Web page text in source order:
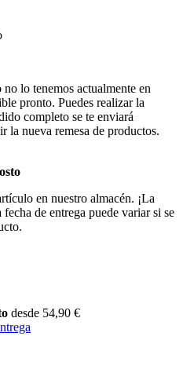
no lo tenemos actualmente en
pronto. Puedes realizar la
completo se te enviará
la nueva remesa de productos.
en nuestro almacén. ¡La
de entrega puede variar si se
desde 54,90 €